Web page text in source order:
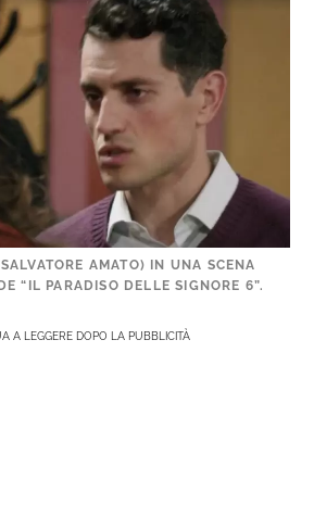
AMATO) IN UNA SCENA
“IL PARADISO DELLE SIGNORE 6”.
A LEGGERE DOPO LA PUBBLICITÀ